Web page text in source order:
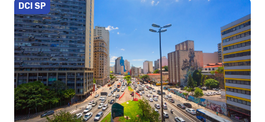
DCI SP